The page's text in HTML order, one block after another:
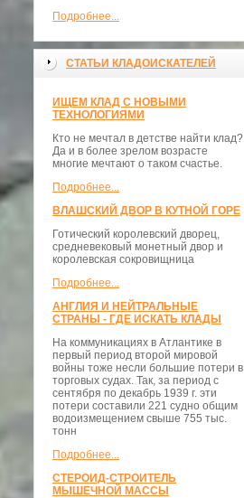
Подробнее...
СТАТЬИ КЛАДОИСКАТЕЛЕЙ
ИЩЕМ КЛАД С НОВЫМИ
ТЕХНОЛОГИЯМИ
Кто не мечтал в детстве найти клад?
Да и в более зрелом возрасте
многие мечтают о таком счастье.
Подробнее...
ВЛАШСКИЙ ДВОР В КУТНОЙ ГОРЕ
Готический королевский дворец,
средневековый монетный двор и
королевская сокровищница
Подробнее...
АНГЛИЯ И НЕЙТРАЛЬНЫЕ
СТРАНЫ - ГДЕ ИСКАТЬ КЛАДЫ
На коммуникациях в Атлантике в
первый период второй мировой
войны тоже несли большие потери в
торговых судах. Так, за период с
сентября по декабрь 1939 г. эти
потери составили 221 судно общим
водоизмещением свыше 755 тыс.
тонн
Подробнее...
СТЕРОИД-СТРОИТЕЛЬ
МЫШЕЧНОЙ МАССЫ